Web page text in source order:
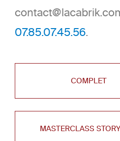
07.85.07.45.56.
COMPLET
MASTERCLASS